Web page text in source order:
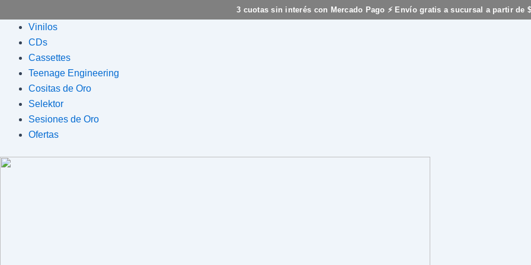
3 cuotas sin interés con Mercado Pago ⚡ Envío gratis a sucursal a partir de
al
contenido
Flyout
Menu
Vinilos
CDs
Cassettes
Teenage Engineering
Cositas de Oro
Selektor
Sesiones de Oro
Ofertas